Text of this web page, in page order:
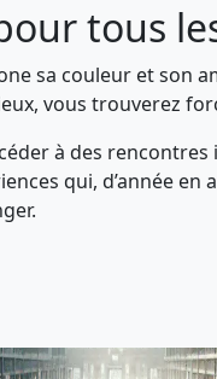
tous
sa couleur et
vous trouverez
à des
qui, d’année